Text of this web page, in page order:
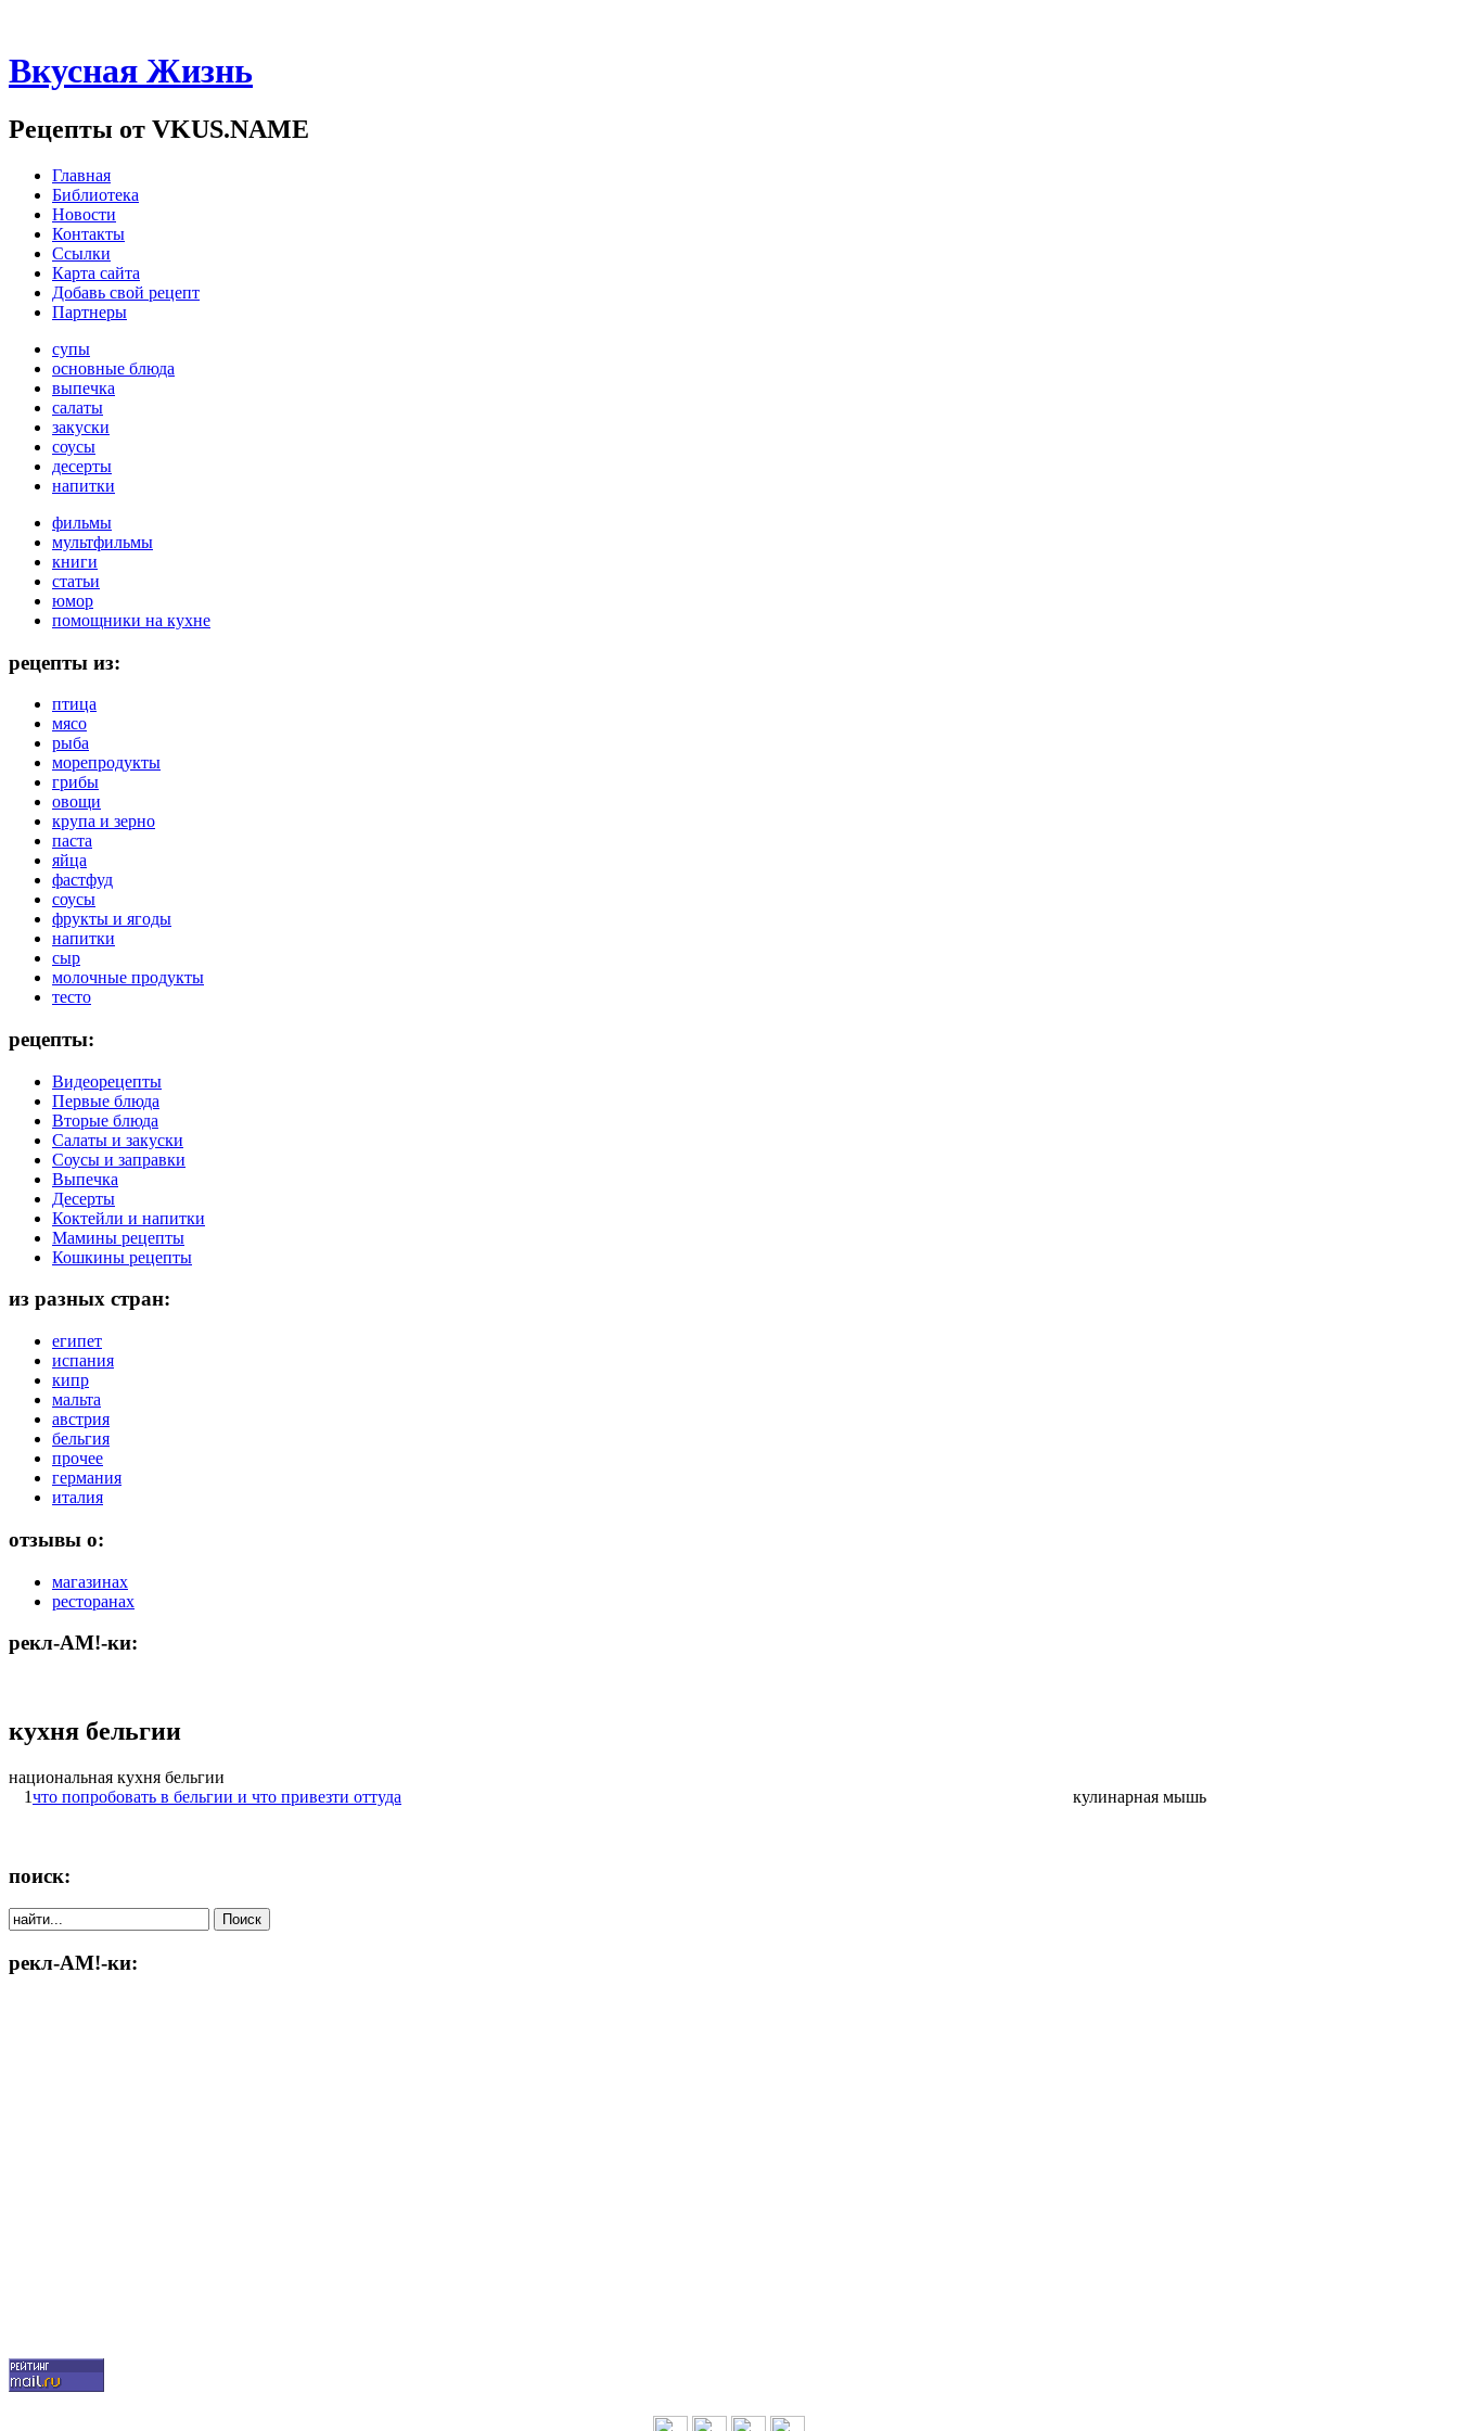
Вкусная Жизнь
Рецепты от VKUS.NAME
Главная
Библиотека
Новости
Контакты
Ссылки
Карта сайта
Добавь свой рецепт
Партнеры
супы
основные блюда
выпечка
салаты
закуски
соусы
десерты
напитки
фильмы
мультфильмы
книги
статьи
юмор
помощники на кухне
рецепты из:
птица
мясо
рыба
морепродукты
грибы
овощи
крупа и зерно
паста
яйца
фастфуд
соусы
фрукты и ягоды
напитки
сыр
молочные продукты
тесто
рецепты:
Видеорецепты
Первые блюда
Вторые блюда
Салаты и закуски
Соусы и заправки
Выпечка
Десерты
Коктейли и напитки
Мамины рецепты
Кошкины рецепты
из разных стран:
египет
испания
кипр
мальта
австрия
бельгия
прочее
германия
италия
отзывы о:
магазинах
ресторанах
рекл-АМ!-ки:
кухня бельгии
национальная кухня бельгии
1что попробовать в бельгии и что привезти оттуда кулинарная мышь
поиск:
рекл-АМ!-ки: